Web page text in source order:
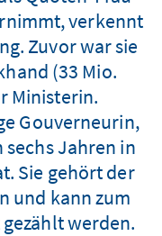
verkennt
Zuvor war sie
(33 Mio.
Ministerin.
Gouverneurin,
Jahren in
Sie gehört der
und kann zum
werden.